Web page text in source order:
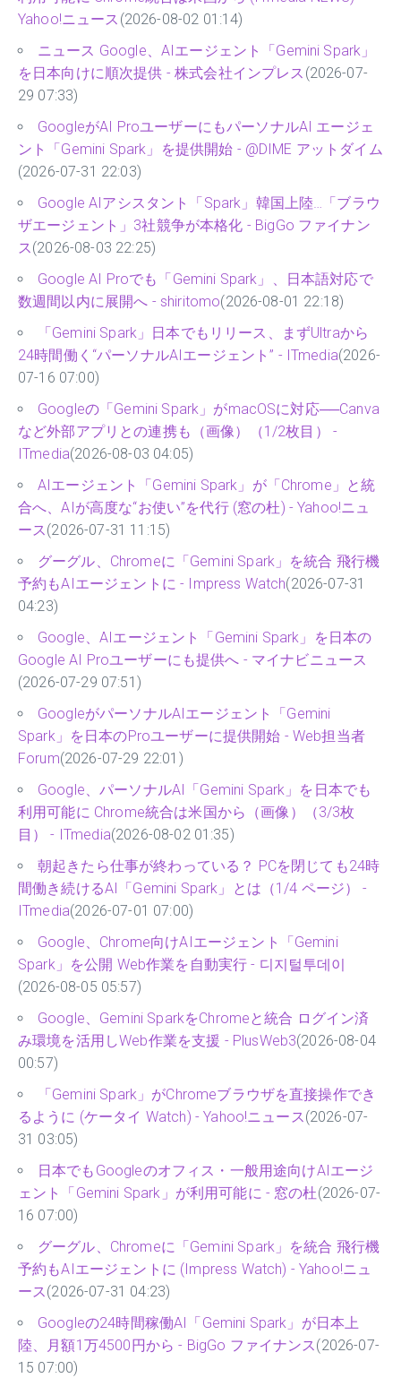
Yahoo!ニュース (2026-08-02 01:14)
ニュース Google、AIエージェント「Gemini Spark」
を日本向けに順次提供 - 株式会社インプレス (2026-07-
29 07:33)
GoogleがAI ProユーザーにもパーソナルAI エージェ
ント「Gemini Spark」を提供開始 - @DIME アットダイム
(2026-07-31 22:03)
Google AIアシスタント「Spark」韓国上陸…「ブラウ
ザエージェント」3社競争が本格化 - BigGo ファイナン
ス(2026-08-03 22:25)
Google AI Proでも「Gemini Spark」、日本語対応で
数週間以内に展開へ - shiritomo(2026-08-01 22:18)
「Gemini Spark」日本でもリリース、まずUltraから
24時間働く“パーソナルAIエージェント” - ITmedia(2026-
07-16 07:00)
Googleの「Gemini Spark」がmacOSに対応──Canva
など外部アプリとの連携も（画像）（1/2枚目） -
ITmedia(2026-08-03 04:05)
AIエージェント「Gemini Spark」が「Chrome」と統
合へ、AIが高度な“お使い”を代行 (窓の杜) - Yahoo!ニュ
ース(2026-07-31 11:15)
グーグル、Chromeに「Gemini Spark」を統合 飛行機
予約もAIエージェントに - Impress Watch(2026-07-31
04:23)
Google、AIエージェント「Gemini Spark」を日本の
Google AI Proユーザーにも提供へ - マイナビニュース
(2026-07-29 07:51)
GoogleがパーソナルAIエージェント「Gemini
Spark」を日本のProユーザーに提供開始 - Web担当者
Forum(2026-07-29 22:01)
Google、パーソナルAI「Gemini Spark」を日本でも
利用可能に Chrome統合は米国から（画像）（3/3枚
目） - ITmedia(2026-08-02 01:35)
朝起きたら仕事が終わっている？ PCを閉じても24時
間働き続けるAI「Gemini Spark」とは（1/4 ページ） -
ITmedia(2026-07-01 07:00)
Google、Chrome向けAIエージェント「Gemini
Spark」を公開 Web作業を自動実行 - 디지털투데이
(2026-08-05 05:57)
Google、Gemini SparkをChromeと統合 ログイン済
み環境を活用しWeb作業を支援 - PlusWeb3(2026-08-04
00:57)
「Gemini Spark」がChromeブラウザを直接操作でき
るように (ケータイ Watch) - Yahoo!ニュース(2026-07-
31 03:05)
日本でもGoogleのオフィス・一般用途向けAIエージ
ェント「Gemini Spark」が利用可能に - 窓の杜(2026-07-
16 07:00)
グーグル、Chromeに「Gemini Spark」を統合 飛行機
予約もAIエージェントに (Impress Watch) - Yahoo!ニュ
ース(2026-07-31 04:23)
Googleの24時間稼働AI「Gemini Spark」が日本上
陸、月額1万4500円から - BigGo ファイナンス(2026-07-
15 07:00)